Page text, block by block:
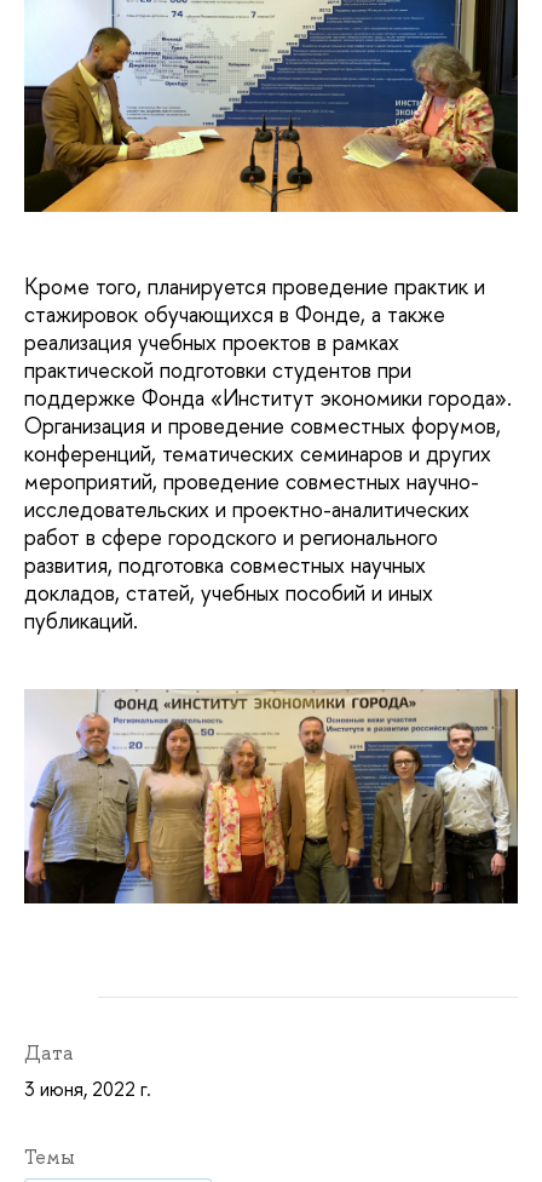
Кроме того, планируется проведение практик и
стажировок обучающихся в Фонде, а также
реализация учебных проектов в рамках
практической подготовки студентов при
поддержке Фонда «Институт экономики города».
Организация и проведение совместных форумов,
конференций, тематических семинаров и других
мероприятий, проведение совместных научно-
исследовательских и проектно-аналитических
работ в сфере городского и регионального
развития, подготовка совместных научных
докладов, статей, учебных пособий и иных
публикаций.
Дата
3 июня, 2022 г.
Темы